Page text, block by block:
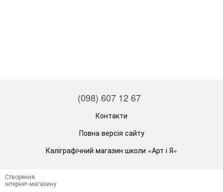
(098) 607 12 67
Контакти
Повна версія сайту
Каліграфічний магазин школи «Арт і Я»
Створення
інтернет-магазину